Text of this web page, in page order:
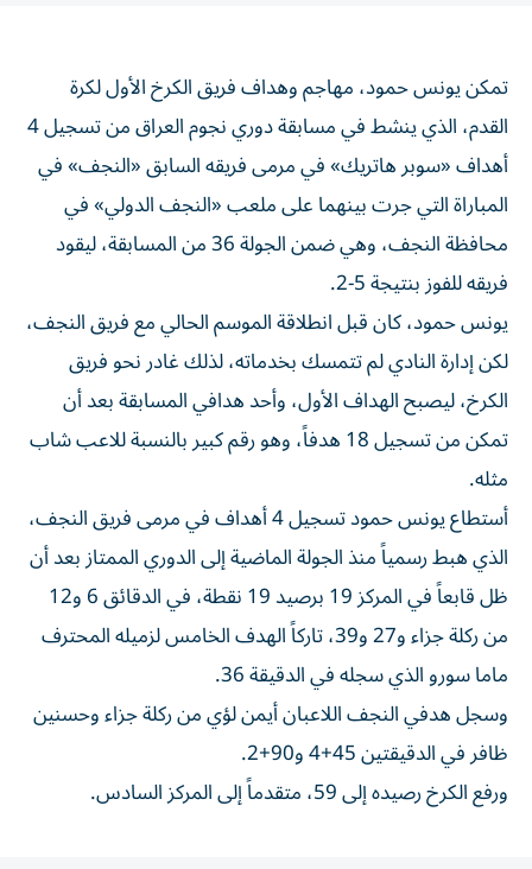
تمكن يونس حمود، مهاجم وهداف فريق الكرخ الأول لكرة
القدم، الذي ينشط في مسابقة دوري نجوم العراق من تسجيل 4
أهداف «سوبر هاتريك» في مرمى فريقه السابق «النجف» في
المباراة التي جرت بينهما على ملعب «النجف الدولي» في
محافظة النجف، وهي ضمن الجولة 36 من المسابقة، ليقود
فريقه للفوز بنتيجة 5-2.
يونس حمود، كان قبل انطلاقة الموسم الحالي مع فريق النجف،
لكن إدارة النادي لم تتمسك بخدماته، لذلك غادر نحو فريق
الكرخ، ليصبح الهداف الأول، وأحد هدافي المسابقة بعد أن
تمكن من تسجيل 18 هدفاً، وهو رقم كبير بالنسبة للاعب شاب
مثله.
أستطاع يونس حمود تسجيل 4 أهداف في مرمى فريق النجف،
الذي هبط رسمياً منذ الجولة الماضية إلى الدوري الممتاز بعد أن
ظل قابعاً في المركز 19 برصيد 19 نقطة، في الدقائق 6 و12
من ركلة جزاء و27 و39، تاركاً الهدف الخامس لزميله المحترف
ماما سورو الذي سجله في الدقيقة 36.
وسجل هدفي النجف اللاعبان أيمن لؤي من ركلة جزاء وحسنين
ظافر في الدقيقتين 45+4 و90+2.
ورفع الكرخ رصيده إلى 59، متقدماً إلى المركز السادس.